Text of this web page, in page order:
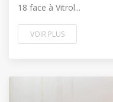
18 face à Vitrol...
VOIR PLUS